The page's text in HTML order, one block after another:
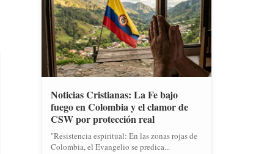
Noticias Cristianas: La Fe bajo
fuego en Colombia y el clamor de
CSW por protección real
"Resistencia espiritual: En las zonas rojas de
Colombia, el Evangelio se predica...